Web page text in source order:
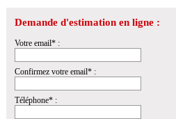
Demande d'estimation en ligne :
Votre email* :
Confirmez votre email* :
Téléphone* :